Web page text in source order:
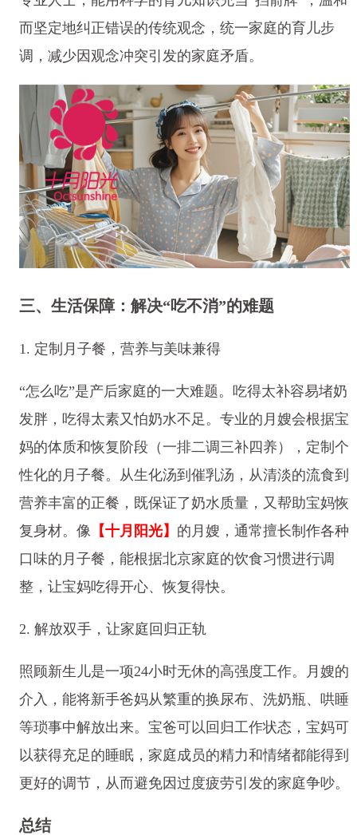
而坚定地纠正错误的传统观念，统一家庭的育儿步
调，减少因观念冲突引发的家庭矛盾。
三、生活保障：解决“吃不消”的难题
1. 定制月子餐，营养与美味兼得
“怎么吃”是产后家庭的一大难题。吃得太补容易堵奶
发胖，吃得太素又怕奶水不足。专业的月嫂会根据宝
妈的体质和恢复阶段（一排二调三补四养），定制个
性化的月子餐。从生化汤到催乳汤，从清淡的流食到
营养丰富的正餐，既保证了奶水质量，又帮助宝妈恢
复身材。像 【十月阳光】 的月嫂，通常擅长制作各种
口味的月子餐，能根据北京家庭的饮食习惯进行调
整，让宝妈吃得开心、恢复得快。
2. 解放双手，让家庭回归正轨
照顾新生儿是一项24小时无休的高强度工作。月嫂的
介入，能将新手爸妈从繁重的换尿布、洗奶瓶、哄睡
等琐事中解放出来。宝爸可以回归工作状态，宝妈可
以获得充足的睡眠，家庭成员的精力和情绪都能得到
更好的调节，从而避免因过度疲劳引发的家庭争吵。
总结